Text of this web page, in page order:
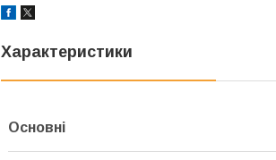
Характеристики
Основні